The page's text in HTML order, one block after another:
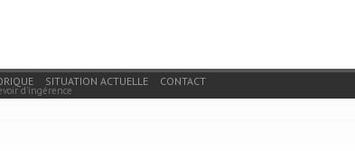
SITUATION ACTUELLE CONTACT
d'ingérence